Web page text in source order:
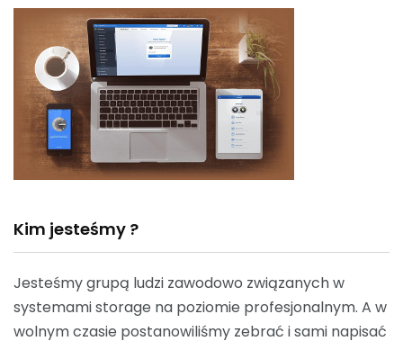
Kim jesteśmy ?
Jesteśmy grupą ludzi zawodowo związanych w
systemami storage na poziomie profesjonalnym. A w
wolnym czasie postanowiliśmy zebrać i sami napisać